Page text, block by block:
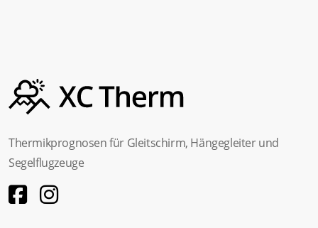
Thermikprognosen für Gleitschirm, Hängegleiter und
Segelflugzeuge